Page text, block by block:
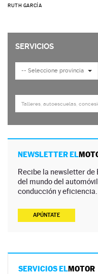
RUTH GARCÍA
NEWSLETTER EL
Recibe la newsletter de
del mundo del
conducción y eficiencia.
APÚNTATE
SERVICIOS ELMOTOR